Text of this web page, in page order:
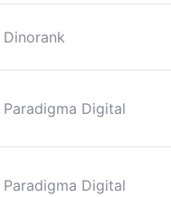
Dinorank
Paradigma Digital
Paradigma Digital